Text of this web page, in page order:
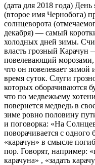
(дата для 2018 года)
(второе имя Чернобога)
солнцеворота
декабря) — самый
холодных дней зимы.
власть грозный Карачун
повелевающий морозами,
что он повелевает зимой
время суток. Слуги
которых оборачиваются
что по медвежьему
повернется медведь в
зиме ровно половину
и поговорка: «На
поворачивается с
«карачун» в смысле
пор. Говорят, например:
карачуна» , «задать